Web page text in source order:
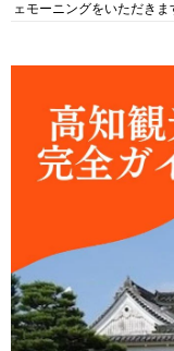
ェモーニングをいただきま